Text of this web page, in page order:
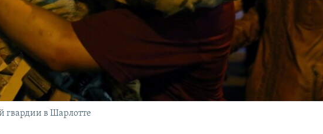
гвардии в Шарлотте